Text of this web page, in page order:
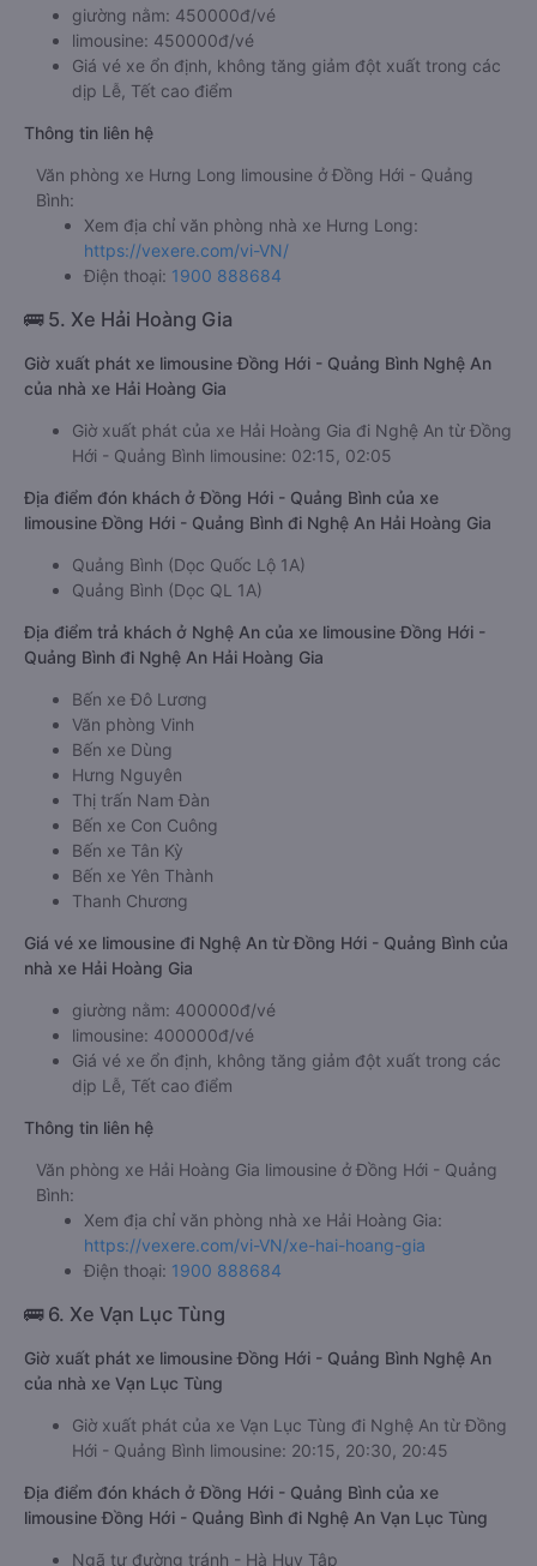
giường nằm: 450000đ/vé
limousine: 450000đ/vé
Giá vé xe ổn định, không tăng giảm đột xuất trong các
dịp Lễ, Tết cao điểm
Thông tin liên hệ
Văn phòng xe Hưng Long limousine ở Đồng Hới - Quảng
Bình:
Xem địa chỉ văn phòng nhà xe Hưng Long:
https://vexere.com/vi-VN/
Điện thoại: 1900 888684
🚌 5. Xe Hải Hoàng Gia
Giờ xuất phát xe limousine Đồng Hới - Quảng Bình Nghệ An
của nhà xe Hải Hoàng Gia
Giờ xuất phát của xe Hải Hoàng Gia đi Nghệ An từ Đồng
Hới - Quảng Bình limousine: 02:15, 02:05
Địa điểm đón khách ở Đồng Hới - Quảng Bình của xe
limousine Đồng Hới - Quảng Bình đi Nghệ An Hải Hoàng Gia
Quảng Bình (Dọc Quốc Lộ 1A)
Quảng Bình (Dọc QL 1A)
Địa điểm trả khách ở Nghệ An của xe limousine Đồng Hới -
Quảng Bình đi Nghệ An Hải Hoàng Gia
Bến xe Đô Lương
Văn phòng Vinh
Bến xe Dùng
Hưng Nguyên
Thị trấn Nam Đàn
Bến xe Con Cuông
Bến xe Tân Kỳ
Bến xe Yên Thành
Thanh Chương
Giá vé xe limousine đi Nghệ An từ Đồng Hới - Quảng Bình của
nhà xe Hải Hoàng Gia
giường nằm: 400000đ/vé
limousine: 400000đ/vé
Giá vé xe ổn định, không tăng giảm đột xuất trong các
dịp Lễ, Tết cao điểm
Thông tin liên hệ
Văn phòng xe Hải Hoàng Gia limousine ở Đồng Hới - Quảng
Bình:
Xem địa chỉ văn phòng nhà xe Hải Hoàng Gia:
https://vexere.com/vi-VN/xe-hai-hoang-gia
Điện thoại: 1900 888684
🚌 6. Xe Vạn Lục Tùng
Giờ xuất phát xe limousine Đồng Hới - Quảng Bình Nghệ An
của nhà xe Vạn Lục Tùng
Giờ xuất phát của xe Vạn Lục Tùng đi Nghệ An từ Đồng
Hới - Quảng Bình limousine: 20:15, 20:30, 20:45
Địa điểm đón khách ở Đồng Hới - Quảng Bình của xe
limousine Đồng Hới - Quảng Bình đi Nghệ An Vạn Lục Tùng
Ngã tư đường tránh - Hà Huy Tập